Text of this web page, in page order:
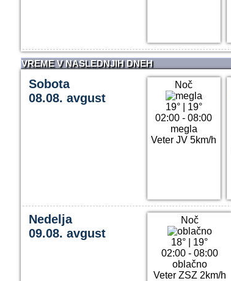
VREME V NASLEDNJIH DNEH
Sobota
08.08. avgust
Noč
19°| 19°
02:00 - 08:00
megla
Veter JV 5km/h
Nedelja
09.08. avgust
Noč
18°
19°
02:00 - 08:00
oblačno
Veter ZSZ 2km/h